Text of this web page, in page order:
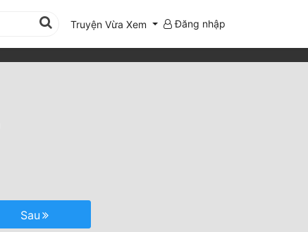
Truyện Vừa Xem Đăng nhập
Sau